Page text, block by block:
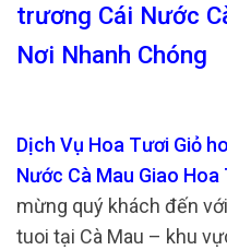
trương Cái Nước
Nơi Nhanh Chóng
Dịch Vụ Hoa Tươi Giỏ
Nước Cà Mau Giao
mừng quý khách đến
tuoi tại Cà Mau – khu